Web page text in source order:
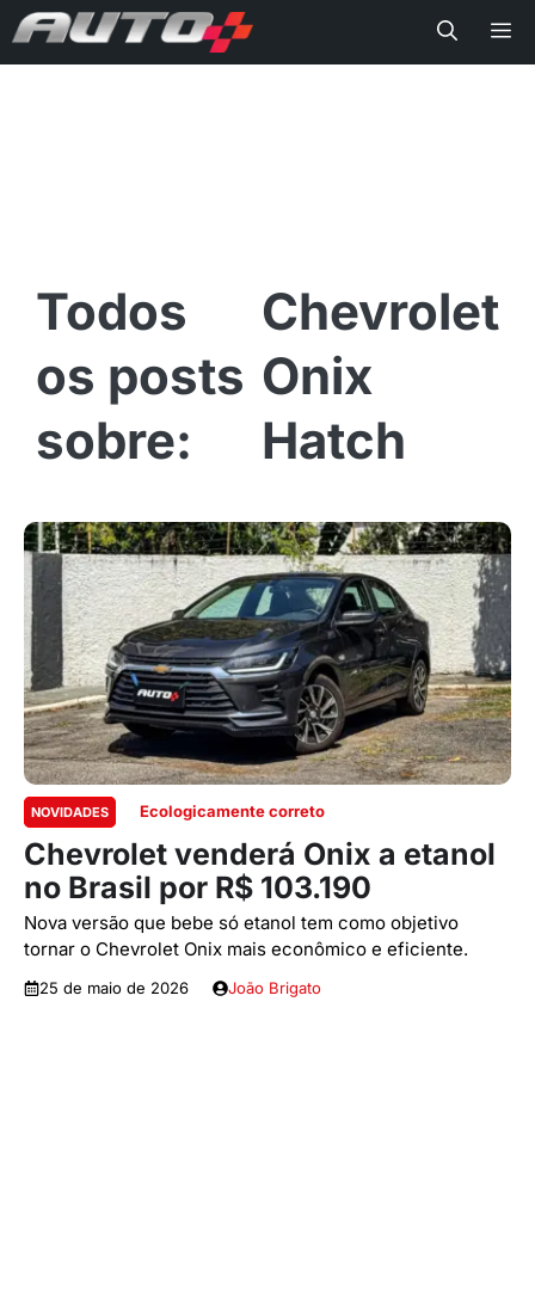
Chevrolet
Onix
Hatch
NOVIDADES Ecologicamente correto
Chevrolet venderá Onix a etanol
no Brasil por R$ 103.190
Nova versão que bebe só etanol tem como objetivo
tornar o Chevrolet Onix mais econômico e eficiente.
25 de maio de 2026 João Brigato